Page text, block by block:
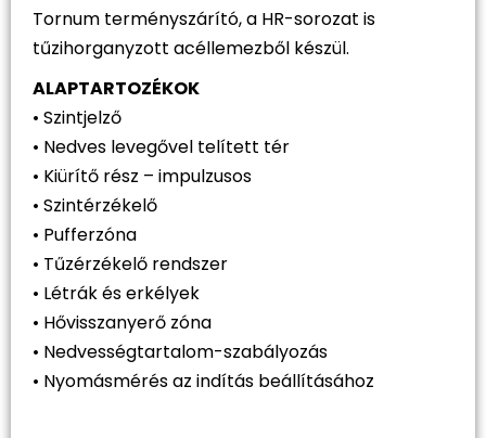
Tornum terményszárító, a HR-sorozat is
tűzihorganyzott acéllemezből készül.
ALAPTARTOZÉKOK
• Szintjelző
• Nedves levegővel telített tér
• Kiürítő rész – impulzusos
• Szintérzékelő
• Pufferzóna
• Tűzérzékelő rendszer
• Létrák és erkélyek
• Hővisszanyerő zóna
• Nedvességtartalom-szabályozás
• Nyomásmérés az indítás beállításához